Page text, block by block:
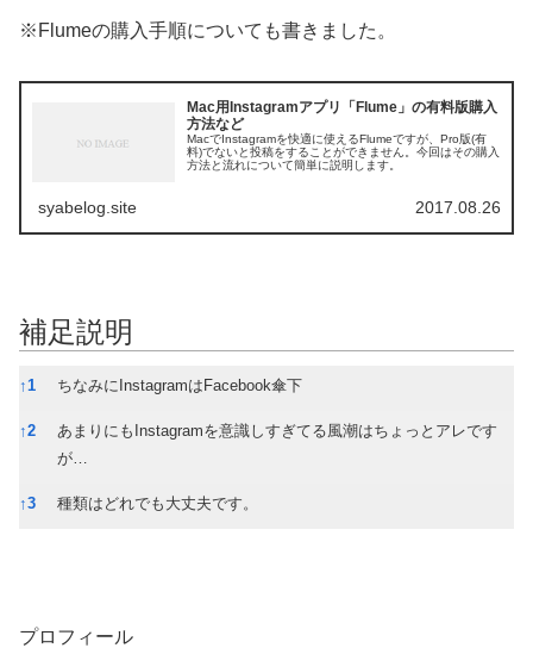
※Flumeの購入手順についても書きました。
Mac用Instagramアプリ「Flume」の有料版購入
方法など
MacでInstagramを快適に使えるFlumeですが、Pro版(有
料)でないと投稿をすることができません。今回はその購入
方法と流れについて簡単に説明します。
syabelog.site 2017.08.26
補足説明
補足説明
↑1 ちなみにInstagramはFacebook傘下
↑2
あまりにもInstagramを意識しすぎてる風潮はちょっとアレです
が…
↑3 種類はどれでも大丈夫です。
プロフィール